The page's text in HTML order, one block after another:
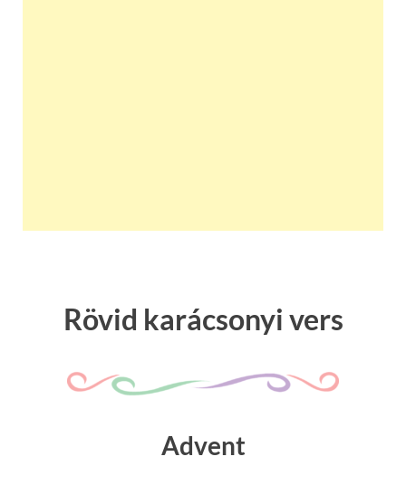
Rövid karácsonyi vers
Advent